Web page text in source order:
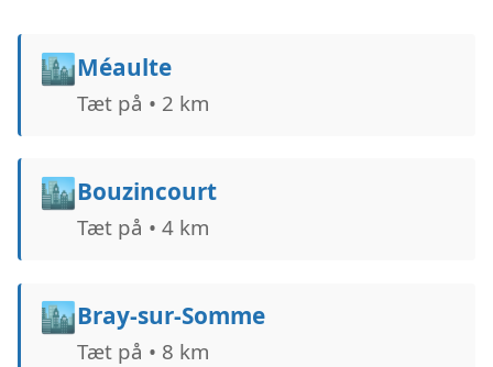
🏙️Méaulte
Tæt på • 2 km
🏙️Bouzincourt
Tæt på • 4 km
🏙️Bray-sur-Somme
Tæt på • 8 km